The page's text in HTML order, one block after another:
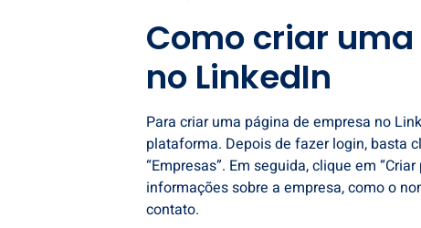
Como criar
no LinkedIn
Para criar uma página de empresa no
plataforma. Depois de fazer login, basta
“Empresas”. Em seguida, clique em
informações sobre a empresa, como o
contato.